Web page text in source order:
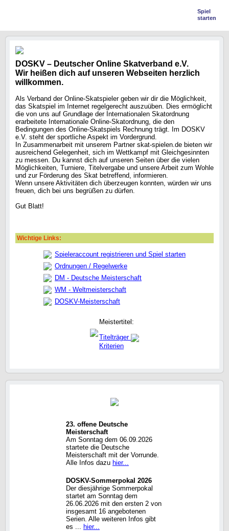
Spiel
starten
DOSKV – Deutscher Online Skatverband e.V.
Wir heißen dich auf unseren Webseiten herzlich
willkommen.
Als Verband der Online-Skatspieler geben wir dir die Möglichkeit,
das Skatspiel im Internet regelgerecht auszuüben. Dies ermöglicht
die von uns auf Grundlage der Internationalen Skatordnung
erarbeitete Internationale Online-Skatordnung, die den
Bedingungen des Online-Skatspiels Rechnung trägt. Im DOSKV
e.V. steht der sportliche Aspekt im Vordergrund.
In Zusammenarbeit mit unserem Partner skat-spielen.de bieten wir
ausreichend Gelegenheit, sich im Wettkampf mit Gleichgesinnten
zu messen. Du kannst dich auf unseren Seiten über die vielen
Möglichkeiten, Turniere, Titelvergabe und unsere Arbeit zum Wohle
und zur Förderung des Skat betreffend, informieren.
Wenn unsere Aktivitäten dich überzeugen konnten, würden wir uns
freuen, dich bei uns begrüßen zu dürfen.
Gut Blatt!
Wichtige Links:
Spieleraccount registrieren und Spiel starten
Ordnungen / Regelwerke
DM - Deutsche Meisterschaft
WM - Weltmeisterschaft
DOSKV-Meisterschaft
Meistertitel:
Titelträger
Kriterien
23. offene Deutsche
Meisterschaft
Am Sonntag dem 06.09.2026
startete die Deutsche
Meisterschaft mit der Vorrunde.
Alle Infos dazu hier...
DOSKV-Sommerpokal 2026
Der diesjährige Sommerpokal
startet am Sonntag dem
26.06.2026 mit den ersten 2 von
insgesamt 16 angebotenen
Serien. Alle weiteren Infos gibt
es ... hier...